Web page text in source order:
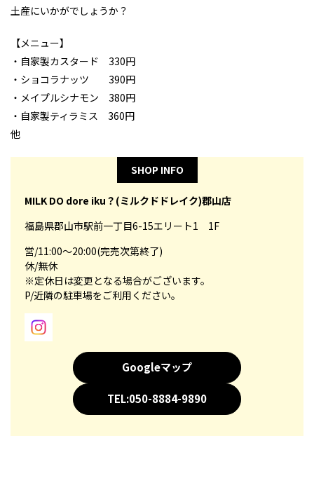
土産にいかがでしょうか？
【メニュー】
・自家製カスタード 330円
・ショコラナッツ 390円
・メイプルシナモン 380円
・自家製ティラミス 360円
他
SHOP INFO
MILK DO dore iku？(ミルクドドレイク)郡山店
福島県郡山市駅前一丁目6-15エリート1 1F
営/11:00～20:00(完売次第終了)
休/無休
※定休日は変更となる場合がございます。
P/近隣の駐車場をご利用ください。
Googleマップ
TEL:050-8884-9890